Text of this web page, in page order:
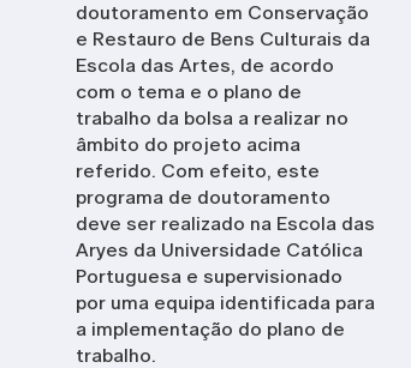
doutoramento em Conservação
e Restauro de Bens Culturais da
Escola das Artes, de acordo
com o tema e o plano de
trabalho da bolsa a realizar no
âmbito do projeto acima
referido. Com efeito, este
programa de doutoramento
deve ser realizado na Escola das
Aryes da Universidade Católica
Portuguesa e supervisionado
por uma equipa identificada para
a implementação do plano de
trabalho.